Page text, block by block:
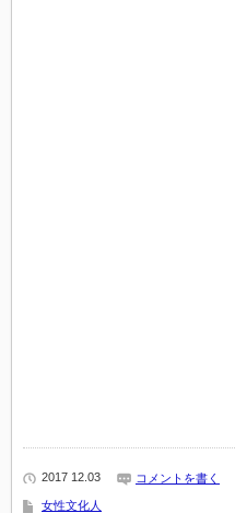
2017 12.03 コメントを書く
女性文化人